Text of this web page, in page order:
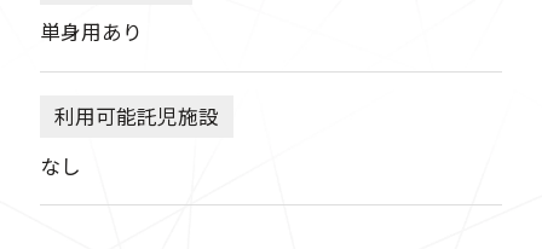
単身用あり
利用可能託児施設
なし